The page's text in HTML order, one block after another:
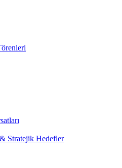
Stratejik Hedefler